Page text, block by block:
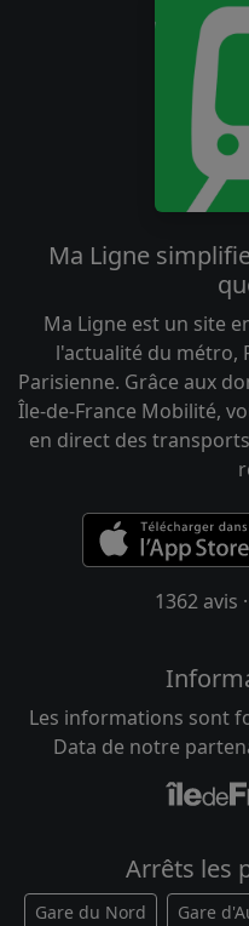
Ma Ligne
Ma Ligne est un site
l'actualité du métro,
Parisienne. Grâce aux
Île-de-France Mobilité,
en direct des
1362 avis
Les informations sont
Data de notre
Arrêts les
Gare du Nord Gare